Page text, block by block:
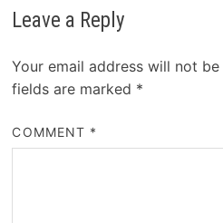
Leave a Reply
Your email address will not be
fields are marked *
COMMENT *